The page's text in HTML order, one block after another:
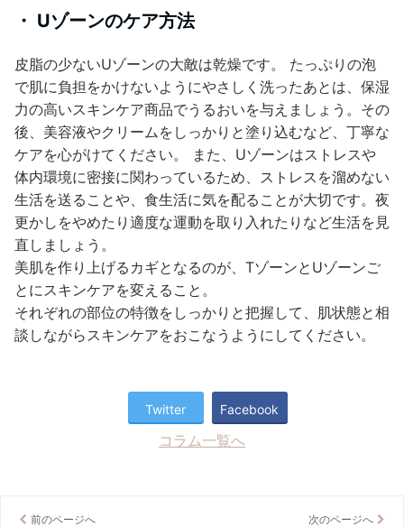
・ Uゾーンのケア方法
皮脂の少ないUゾーンの大敵は乾燥です。 たっぷりの泡
で肌に負担をかけないようにやさしく洗ったあとは、保湿
力の高いスキンケア商品でうるおいを与えましょう。その
後、美容液やクリームをしっかりと塗り込むなど、丁寧な
ケアを心がけてください。 また、Uゾーンはストレスや
体内環境に密接に関わっているため、ストレスを溜めない
生活を送ることや、食生活に気を配ることが大切です。夜
更かしをやめたり適度な運動を取り入れたりなど生活を見
直しましょう。
美肌を作り上げるカギとなるのが、TゾーンとUゾーンご
とにスキンケアを変えること。
それぞれの部位の特徴をしっかりと把握して、肌状態と相
談しながらスキンケアをおこなうようにしてください。
Twitter Facebook
コラム一覧へ
前のページへ 次のページへ